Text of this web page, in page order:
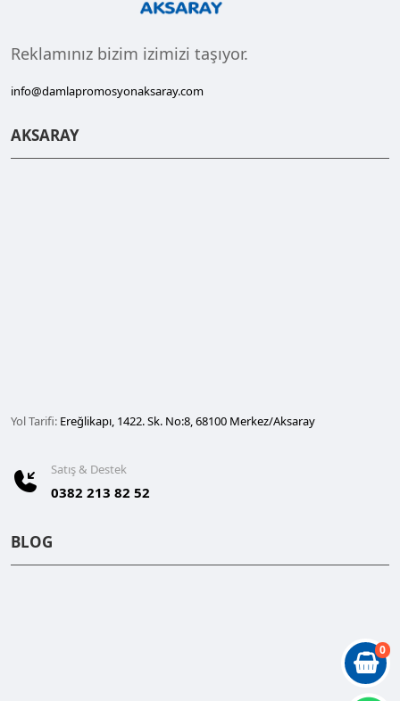
0
Reklamınız bizim izimizi taşıyor.
info@damlapromosyonaksaray.com
AKSARAY
Yol Tarifi: Ereğlikapı, 1422. Sk. No:8, 68100 Merkez/Aksaray
Satış & Destek
0382 213 82 52
BLOG